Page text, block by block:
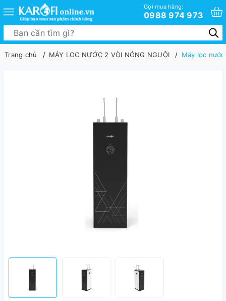
Gọi mua hàng:
0988 974 973
Trang chủ MÁY LỌC NƯỚC 2 VÒI NÓNG NGUỘI Máy lọc